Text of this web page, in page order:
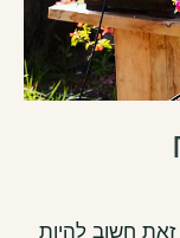
חשוב להיות